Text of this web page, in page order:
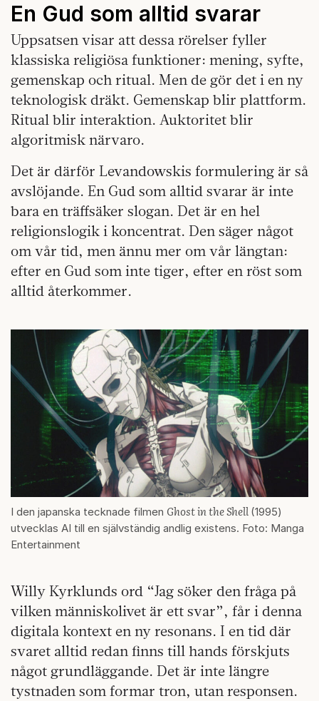
En Gud som alltid svarar
Uppsatsen visar att dessa rörelser fyller
klassiska religiösa funktioner: mening, syfte,
gemenskap och ritual. Men de gör det i en ny
teknologisk dräkt. Gemenskap blir plattform.
Ritual blir interaktion. Auktoritet blir
algoritmisk närvaro.
Det är därför Levandowskis formulering är så
avslöjande. En Gud som alltid svarar är inte
bara en träffsäker slogan. Det är en hel
religionslogik i koncentrat. Den säger något
om vår tid, men ännu mer om vår längtan:
efter en Gud som inte tiger, efter en röst som
alltid återkommer.
I den japanska tecknade filmen Ghost in the Shell (1995)
utvecklas AI till en självständig andlig existens. Foto: Manga
Entertainment
Willy Kyrklunds ord “Jag söker den fråga på
vilken människolivet är ett svar”, får i denna
digitala kontext en ny resonans. I en tid där
svaret alltid redan finns till hands förskjuts
något grundläggande. Det är inte längre
tystnaden som formar tron, utan responsen.